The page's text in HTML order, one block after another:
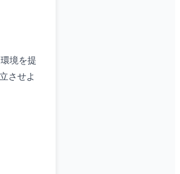
境を提
させよ